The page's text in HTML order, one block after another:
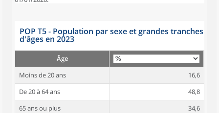
POP T5 - Population par sexe et grandes tranches
d'âges en 2023
Âge
Moins de 20 ans
16,6
De 20 à 64 ans
48,8
65 ans ou plus
34,6